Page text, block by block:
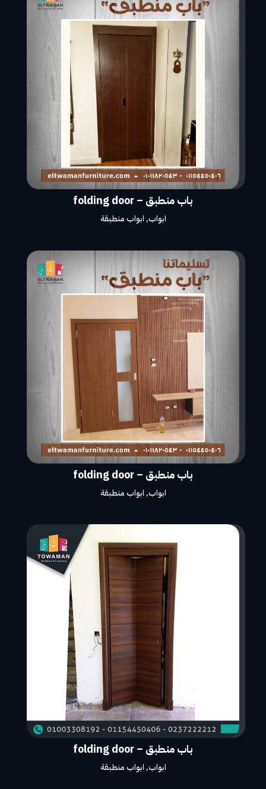
باب منطبق – folding door
ابواب,ابواب منطبقة
باب منطبق – folding door
ابواب, ابواب منطبقة
باب منطبق – folding door
ابواب, ابواب منطبقة